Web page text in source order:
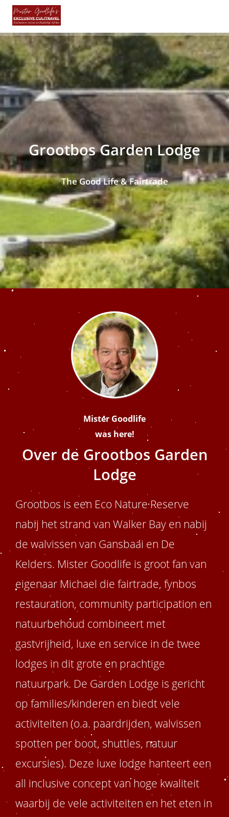
Grootbos Garden Lodge
The Good Life & Fairtrade
Mister Goodlife
was here!
Over de Grootbos Garden
Lodge
Grootbos is een Eco Nature Reserve
nabij het strand van Walker Bay en nabij
de walvissen van Gansbaai en De
Kelders. Mister Goodlife is groot fan van
eigenaar Michael die fairtrade, fynbos
restauration, community participation en
natuurbehoud combineert met
gastvrijheid, luxe en service in de twee
lodges in dit grote en prachtige
natuurpark. De Garden Lodge is gericht
op families/kinderen en biedt vele
activiteiten (o.a. paardrijden, walvissen
spotten per boot, shuttles, natuur
excursies). Deze luxe lodge hanteert een
all inclusive concept van hoge kwaliteit
waarbij de vele activiteiten en het eten in